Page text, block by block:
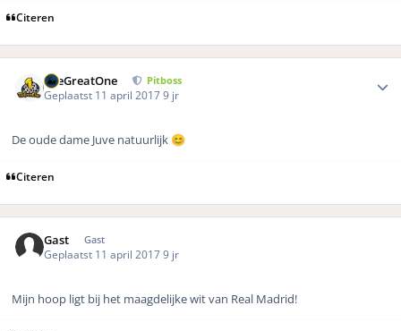
Citeren
TheGreatOne Pitboss
Geplaatst 11 april 20179 jr
De oude dame Juve natuurlijk 😊
Citeren
Gast Gast
Geplaatst 11 april 20179 jr
Mijn hoop ligt bij het maagdelijke wit van Real Madrid!